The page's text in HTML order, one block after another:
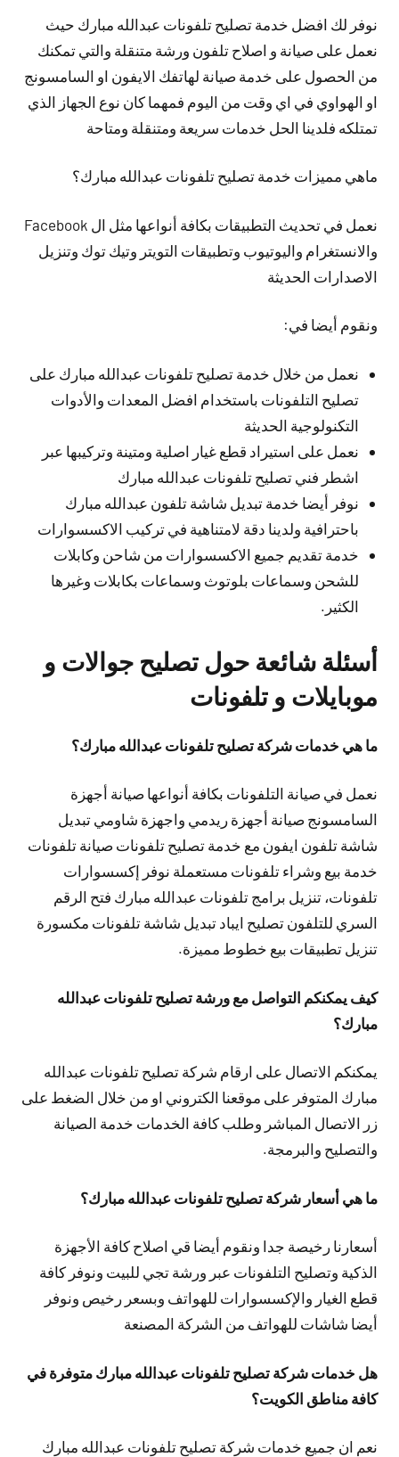
نوفر لك افضل خدمة تصليح تلفونات عبدالله مبارك حيث
نعمل على صيانة و اصلاح تلفون ورشة متنقلة والتي تمكنك
من الحصول على خدمة صيانة لهاتفك الايفون او السامسونج
او الهواوي في اي وقت من اليوم فمهما كان نوع الجهاز الذي
تمتلكه فلدينا الحل خدمات سريعة ومتنقلة ومتاحة
ماهي مميزات خدمة تصليح تلفونات عبدالله مبارك؟
نعمل في تحديث التطبيقات بكافة أنواعها مثل ال Facebook
والانستغرام واليوتيوب وتطبيقات التويتر وتيك توك وتنزيل
الاصدارات الحديثة
ونقوم أيضا في:
نعمل من خلال خدمة تصليح تلفونات عبدالله مبارك على
تصليح التلفونات باستخدام افضل المعدات والأدوات
التكنولوجية الحديثة
نعمل على استيراد قطع غيار اصلية ومتينة وتركيبها عبر
اشطر فني تصليح تلفونات عبدالله مبارك
نوفر أيضا خدمة تبديل شاشة تلفون عبدالله مبارك
باحترافية ولدينا دقة لامتناهية في تركيب الاكسسوارات
خدمة تقديم جميع الاكسسوارات من شاحن وكابلات
للشحن وسماعات بلوتوث وسماعات بكابلات وغيرها
الكثير.
أسئلة شائعة حول تصليح جوالات و
موبايلات و تلفونات
ما هي خدمات شركة تصليح تلفونات عبدالله مبارك؟
نعمل في صيانة التلفونات بكافة أنواعها صيانة أجهزة
السامسونج صيانة أجهزة ريدمي واجهزة شاومي تبديل
شاشة تلفون ايفون مع خدمة تصليح تلفونات صيانة تلفونات
خدمة بيع وشراء تلفونات مستعملة نوفر إكسسوارات
تلفونات، تنزيل برامج تلفونات عبدالله مبارك فتح الرقم
السري للتلفون تصليح ايباد تبديل شاشة تلفونات مكسورة
تنزيل تطبيقات بيع خطوط مميزة.
كيف يمكنكم التواصل مع ورشة تصليح تلفونات عبدالله
مبارك؟
يمكنكم الاتصال على ارقام شركة تصليح تلفونات عبدالله
مبارك المتوفر على موقعنا الكتروني او من خلال الضغط على
زر الاتصال المباشر وطلب كافة الخدمات خدمة الصيانة
والتصليح والبرمجة.
ما هي أسعار شركة تصليح تلفونات عبدالله مبارك؟
أسعارنا رخيصة جدا ونقوم أيضا قي اصلاح كافة الأجهزة
الذكية وتصليح التلفونات عبر ورشة تجي للبيت ونوفر كافة
قطع الغيار والإكسسوارات للهواتف وبسعر رخيص ونوفر
أيضا شاشات للهواتف من الشركة المصنعة
هل خدمات شركة تصليح تلفونات عبدالله مبارك متوفرة في
كافة مناطق الكويت؟
نعم ان جميع خدمات شركة تصليح تلفونات عبدالله مبارك